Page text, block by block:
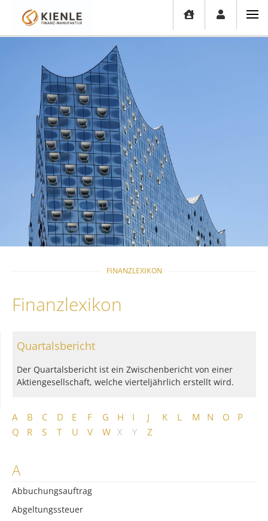
FINANZLEXIKON
Finanzlexikon
A B C D E F G H I J K L M N O
P
Q
R S T U V W X Y Z
A
Abbuchungsauftrag
Abgeltungssteuer
Quartalsbericht
Der Quartalsbericht ist ein Zwischenbericht von einer
Aktiengesellschaft, welche vierteljährlich erstellt wird.